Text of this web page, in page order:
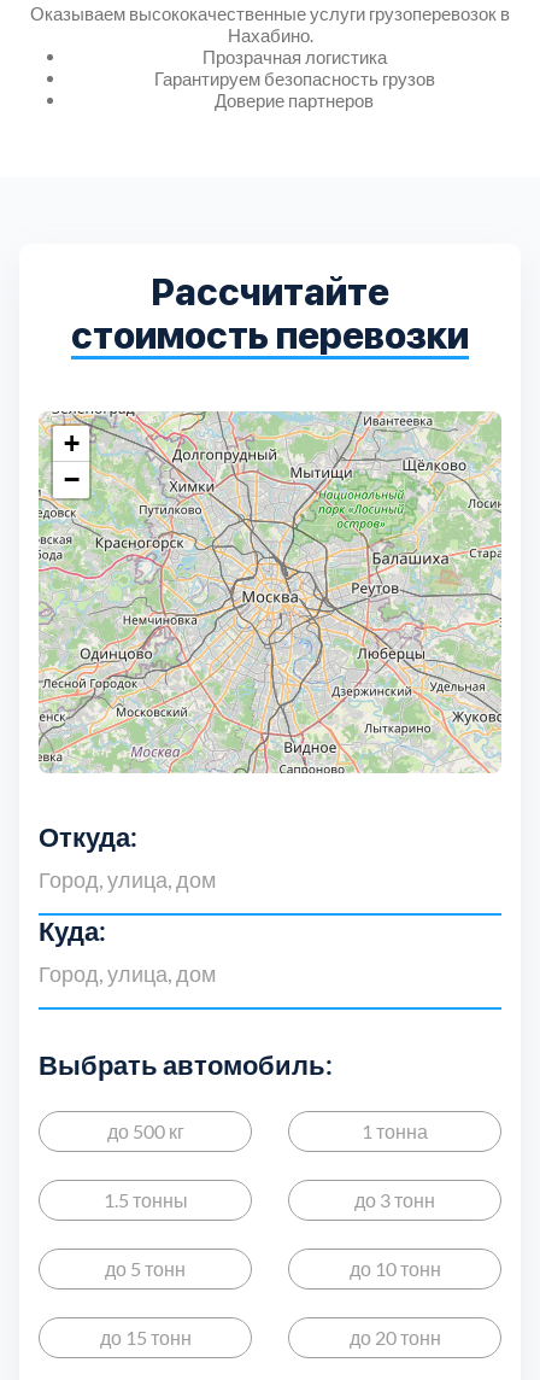
Оказываем высококачественные услуги грузоперевозок в
Нахабино.
Прозрачная логистика
Гарантируем безопасность грузов
Доверие партнеров
Рассчитайте
стоимость перевозки
+
−
Откуда:
Куда:
Выбрать автомобиль:
до 500 кг 1 тонна
1.5 тонны до 3 тонн
до 5 тонн до 10 тонн
до 15 тонн до 20 тонн
Выберите